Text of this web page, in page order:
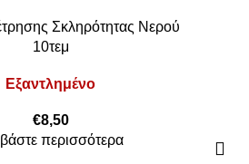
Σκληρότητας Νερού
10τεμ
Εξαντλημένο
€8,50
περισσότερα